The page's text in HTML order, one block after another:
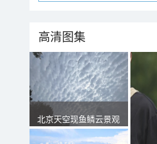
高清图集
北京天空现鱼鳞云景观